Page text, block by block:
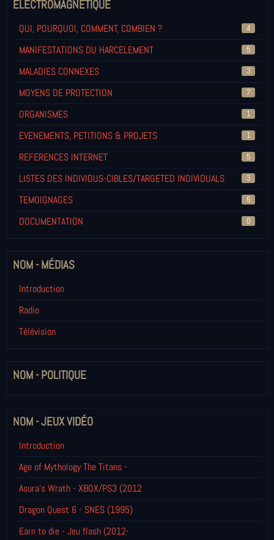
ELECTROMAGNETIQUE
QUI, POURQUOI, COMMENT, COMBIEN ? 4
MANIFESTATIONS DU HARCELEMENT 5
MALADIES CONNEXES 3
MOYENS DE PROTECTION 7
ORGANISMES 1
EVENEMENTS, PETITIONS & PROJETS 1
REFERENCES INTERNET 5
LISTES DES INDIVIDUS-CIBLES/TARGETED INDIVIDUALS 3
TEMOIGNAGES 6
DOCUMENTATION 0
NOM - MÉDIAS
Introduction
Radio
Télévision
NOM - POLITIQUE
NOM - JEUX VIDÉO
Introduction
Age of Mythology The Titans -
Asura's Wrath - XBOX/PS3 (2012
Dragon Quest 6 - SNES (1995)
Earn to die - Jeu flash (2012-